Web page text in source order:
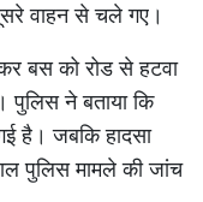
वाहन से चले गए।
बस को रोड से हटवा
पुलिस ने बताया कि
है। जबकि हादसा
पुलिस मामले की जांच